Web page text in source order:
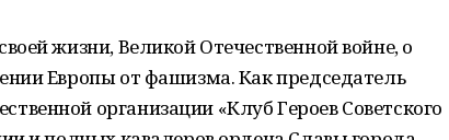
жизни, Великой Отечественной войне, о
Европы от фашизма. Как председатель
организации «Клуб Героев Советского